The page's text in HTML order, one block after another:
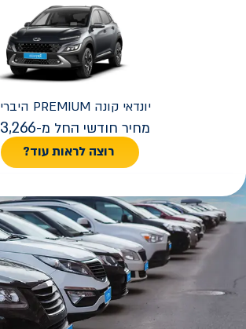
יונדאיקונה PREMIUM היברידי
מחיר חודשי החל מ-3,266
רוצה לראות עוד?